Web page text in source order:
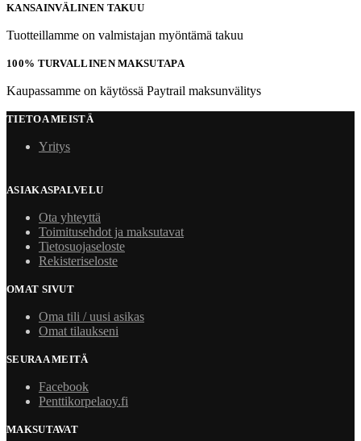
KANSAINVÄLINEN TAKUU
Tuotteillamme on valmistajan myöntämä takuu
100% TURVALLINEN MAKSUTAPA
Kaupassamme on käytössä Paytrail maksunvälitys
TIETOA MEISTÄ
Yritys
ASIAKASPALVELU
Ota yhteyttä
Toimitusehdot ja maksutavat
Tietosuojaseloste
Rekisteriseloste
OMAT SIVUT
Oma tili / uusi asikas
Omat tilaukseni
SEURAA MEITÄ
Facebook
Penttikorpelaoy.fi
MAKSUTAVAT